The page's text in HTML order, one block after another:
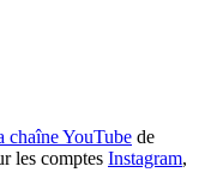
chaîne YouTube de
les comptes Instagram,